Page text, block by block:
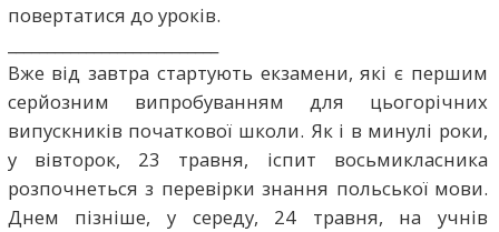
повертатися до уроків.
Вже від завтра стартують екзамени, які є першим
серйозним випробуванням для цьогорічних
випускників початкової школи. Як і в минулі роки,
у вівторок, 23 травня, іспит восьмикласника
розпочнеться з перевірки знання польської мови.
Днем пізніше, у середу, 24 травня, на учнів